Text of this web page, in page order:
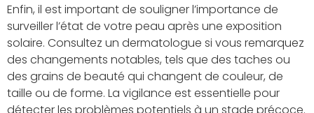
Enfin, il est important de souligner l’importance de
surveiller l’état de votre peau après une exposition
solaire. Consultez un dermatologue si vous remarquez
des changements notables, tels que des taches ou
des grains de beauté qui changent de couleur, de
taille ou de forme. La vigilance est essentielle pour